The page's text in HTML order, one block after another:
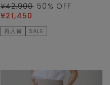
¥42,900 50 % OFF
¥21,450
再入荷 SALE